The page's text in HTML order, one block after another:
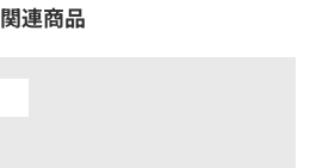
関連商品